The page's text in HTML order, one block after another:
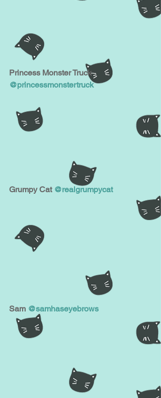
Princess Monster Truck
@princessmonstertruck
Grumpy Cat @realgrumpycat
Sam @samhaseyebrows